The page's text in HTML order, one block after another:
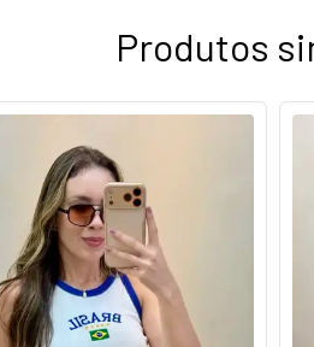
Produtos